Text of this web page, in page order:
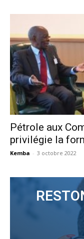
Pétrole aux
privilégie la
Kemba - 3 octobre 2022